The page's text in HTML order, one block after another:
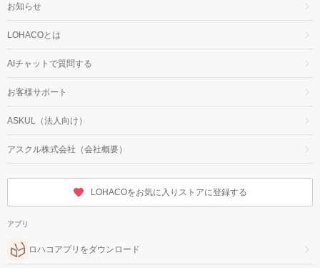
お知らせ
LOHACOとは
AIチャットで質問する
お客様サポート
ASKUL（法人向け）
アスクル株式会社（会社概要）
LOHACOをお気に入りストアに登録する
アプリ
ロハコアプリをダウンロード